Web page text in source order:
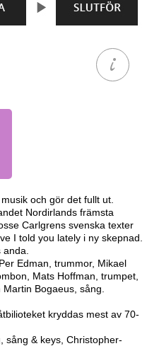
och gör det fullt ut.
Nordirlands främsta
Carlgrens svenska texter
I told you lately i ny skepnad.
Edman, trummor, Mikael
Mats Hoffman, trumpet,
Bogaeus, sång.
kryddas mest av 70-
sång & keys, Christopher-